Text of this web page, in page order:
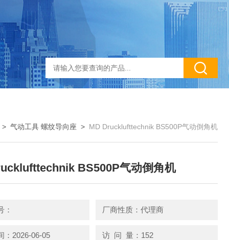
> 气动工具 螺纹导向座 > MD Drucklufttechnik BS500P气动倒角机
BS500P气动倒角机
： 厂商性质：代理商
：2026-06-05 访 问 量：152